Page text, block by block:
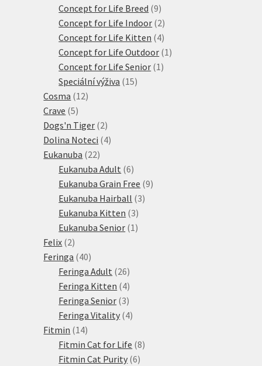
produkty
Concept for Life Breed 99
produktů
Concept for Life Indoor 22
produkty
Concept for Life Kitten 44
produkty
Concept for Life Outdoor 1 1
Concept for Life Senior 1 1
Speciální výživa 1515
Cosma 1212
Crave 55
produktů
Dogs'n Tiger 22
produkty
Dolina Noteci 44
Eukanuba 2222
produktů
Eukanuba Adult 66
produktů
Eukanuba Grain Free 99
Eukanuba Hairball 33
Eukanuba Kitten 33
produkty
Eukanuba Senior 1 1
Felix 22
produkty
Feringa 4040
produktů
Feringa Adult 2626
produktů
Feringa Kitten 44
produkty
Feringa Senior 33
produkty
Feringa Vitality 44
Fitmin 1414
produktů
Fitmin Cat for Life 88
Fitmin Cat Purity 66